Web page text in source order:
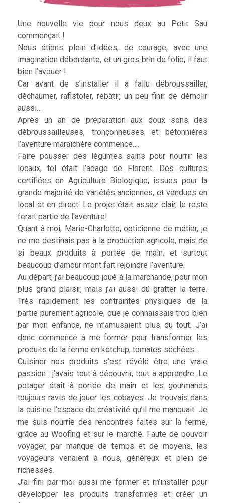
Une nouvelle vie pour nous deux au Petit Sau
commençait !
Nous étions plein d’idées, de courage, avec une
imagination débordante, et un gros brin de folie, il faut
bien l’avouer !
Car avant de s’installer il a fallu débroussailler,
déchaumer, rafistoler, rebâtir, un peu finir de démolir
aussi…
Après un an de préparation aux doux sons des
débroussailleuses, tronçonneuses et bétonnières
l’aventure maraîchère commence….
Faire pousser des légumes sains pour nourrir les
locaux, tel était l’adage de Florent. Des cultures
certifiées en Agriculture Biologique, issues pour la
grande majorité de variétés anciennes, et vendues en
local et en direct. Le projet était assez clair, le reste
ferait partie de l’aventure!
Quant à moi, Marie-Charlotte, opticienne de métier, je
ne me destinais pas à la production agricole, mais de
si beaux produits à portée de main, et surtout
beaucoup d’amour m’ont fait rejoindre l’aventure.
Au départ, j’ai beaucoup joué à la marchande, pour mon
plus grand plaisir, mais j’ai aussi dû gratter la terre.
Très rapidement les contraintes physiques de la
partie purement agricole, que je connaissais trop bien
par mon enfance, ne m’amusaient plus du tout. J’ai
donc commencé à me former pour transformer les
produits de la ferme en ketchup, tomates séchées…
Cuisiner nos produits s’est révélé être une vraie
passion : j’avais tout à découvrir, tout à apprendre. Le
potager était à portée de main et les gourmands
toujours ravis de jouer les cobayes. Je trouvais dans
la cuisine l’espace de créativité qu’il me manquait. Je
me suis nourrie des rencontres faites sur la ferme,
grâce au Woofing et sur le marché. Faute de pouvoir
voyager, par manque de temps et de moyens, les
voyageurs venaient à nous, généreux et plein de
richesses.
J’ai fini par moi aussi me former et m’installer pour
développer les produits transformés et créer un